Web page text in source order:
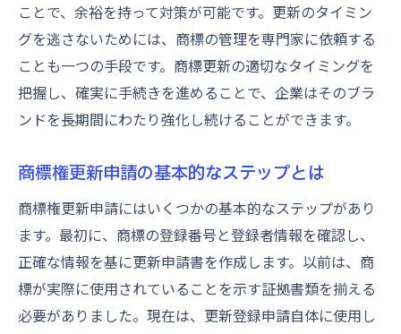
企業の顔を守るための商標更新申請のステップ
ガイド
商標更新申請を始める前に確認すべきこと
具体的な商標更新ステップの理解
初めての商標更新申請のためのガイドライ
商標更新のプロセスを簡易化する方法
商標更新申請で企業のブランド価値を守る
商標更新申請での注意点とよくあるミスを回避
する方法
ことで、余裕を持って対策が可能です。更新のタイミン
グを逃さないためには、商標の管理を専門家に依頼する
ことも一つの手段です。商標更新の適切なタイミングを
把握し、確実に手続きを進めることで、企業はそのブラ
ンドを長期間にわたり強化し続けることができます。
商標権更新申請の基本的なステップとは
商標権更新申請にはいくつかの基本的なステップがあり
ます。最初に、商標の登録番号と登録者情報を確認し、
正確な情報を基に更新申請書を作成します。以前は、商
標が実際に使用されていることを示す証拠書類を揃える
必要がありました。現在は、更新登録申請自体に使用し